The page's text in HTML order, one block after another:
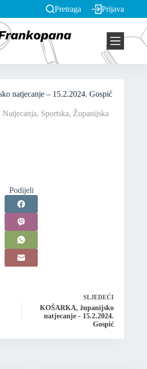
Pretraga Prijava
natjecanje – 15.2.2024. Gospić
Natjecanja, Sportska, Županijska
Podijeli
SLJEDEĆI
KOŠARKA, županijsko
natjecanje - 15.2.2024.
Gospić